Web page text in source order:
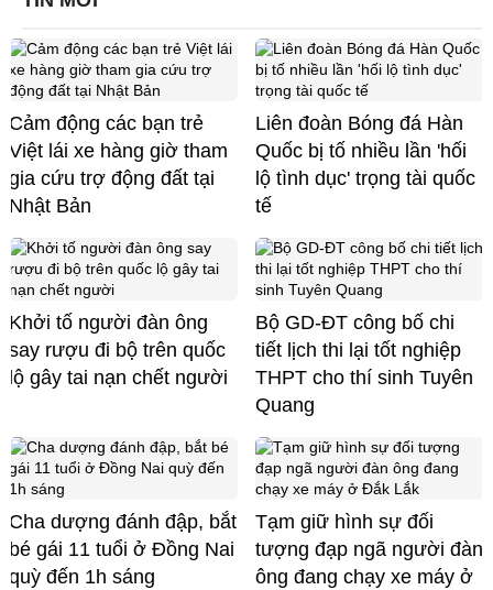
Cảm động các bạn trẻ
Việt lái xe hàng giờ tham
gia cứu trợ động đất tại
Nhật Bản
Liên đoàn Bóng đá Hàn
Quốc bị tố nhiều lần 'hối
lộ tình dục' trọng tài quốc
tế
Khởi tố người đàn ông
say rượu đi bộ trên quốc
lộ gây tai nạn chết người
Bộ GD-ĐT công bố chi
tiết lịch thi lại tốt nghiệp
THPT cho thí sinh Tuyên
Quang
Cha dượng đánh đập, bắt
bé gái 11 tuổi ở Đồng Nai
quỳ đến 1h sáng
Tạm giữ hình sự đối
tượng đạp ngã người đàn
ông đang chạy xe máy ở